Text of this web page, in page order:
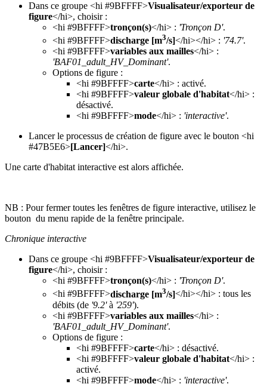
Dans ce groupe <hi #9BFFFF>Visualisateur/exporteur de
figure</hi>, choisir :
<hi #9BFFFF>tronçon(s)</hi> : 'Tronçon D'.
<hi #9BFFFF>discharge [m3/s]</hi></hi> : '74.7'.
<hi #9BFFFF>variables aux mailles</hi> :
'BAF01_adult_HV_Dominant'.
Options de figure :
<hi #9BFFFF>carte</hi> : activé.
<hi #9BFFFF>valeur globale d'habitat</hi> :
désactivé.
<hi #9BFFFF>mode</hi> : 'interactive'.
Lancer le processus de création de figure avec le bouton <hi
#47B5E6>[Lancer]</hi>.
Une carte d'habitat interactive est alors affichée.
NB : Pour fermer toutes les fenêtres de figure interactive, utilisez le
bouton du menu rapide de la fenêtre principale.
Chronique interactive
Dans ce groupe <hi #9BFFFF>Visualisateur/exporteur de
figure</hi>, choisir :
<hi #9BFFFF>tronçon(s)</hi> : 'Tronçon D'.
<hi #9BFFFF>discharge [m3/s]</hi></hi> : tous les
débits (de '9.2'à '259').
<hi #9BFFFF>variables aux mailles</hi> :
'BAF01_adult_HV_Dominant'.
Options de figure :
<hi #9BFFFF>carte</hi> : désactivé.
<hi #9BFFFF>valeur globale d'habitat</hi> :
activé.
<hi #9BFFFF>mode</hi> : 'interactive'.